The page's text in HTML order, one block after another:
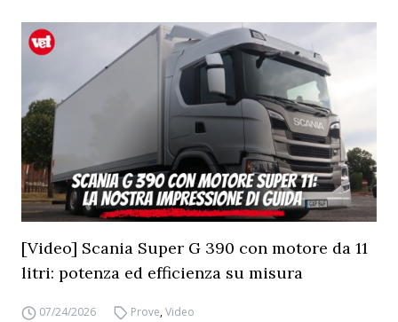
[Video] Scania Super G 390 con motore da 11
litri: potenza ed efficienza su misura
07/24/2026 Prove,Video